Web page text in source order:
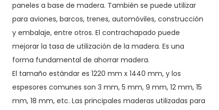
paneles a base de madera. También se puede utilizar
para aviones, barcos, trenes, automóviles, construcción
y embalaje, entre otros. El contrachapado puede
mejorar la tasa de utilización de la madera. Es una
forma fundamental de ahorrar madera.
El tamaño estándar es 1220 mm x 1440 mm, y los
espesores comunes son 3 mm, 5 mm, 9 mm, 12 mm, 15
mm, 18 mm, etc. Las principales maderas utilizadas para